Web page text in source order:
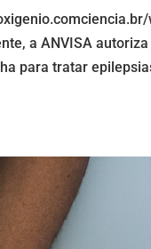
a ANVISA
para tratar